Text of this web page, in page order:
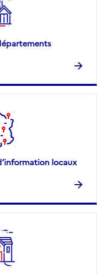
locaux